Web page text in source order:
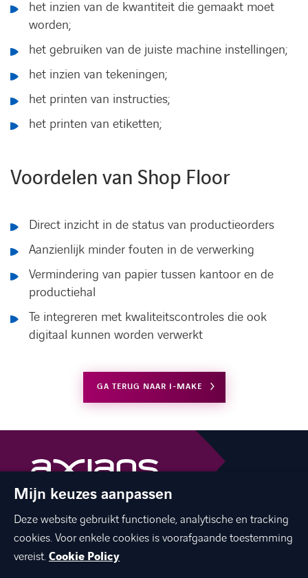
LINKEDINYOUTUBEFACEBOOK
het inzien van de kwantiteit die gemaakt moet
worden;
het gebruiken van de juiste machine instellingen;
het inzien van tekeningen;
het printen van instructies;
het printen van etiketten;
Voordelen van Shop Floor
Direct inzicht in de status van productieorders
Aanzienlijk minder fouten in de verwerking
Vermindering van papier tussen kantoor en de
productiehal
Te integreren met kwaliteitscontroles die ook
digitaal kunnen worden verwerkt
GA TERUG NAAR I-MAKE
The best of ICT with a human touch
linkedinyoutubefacebook
twitterinstagram
Mijn keuzes aanpassen
Deze website gebruikt functionele, analytische en tracking
cookies. Voor enkele cookies is voorafgaande toestemming
vereist.Cookie Policy